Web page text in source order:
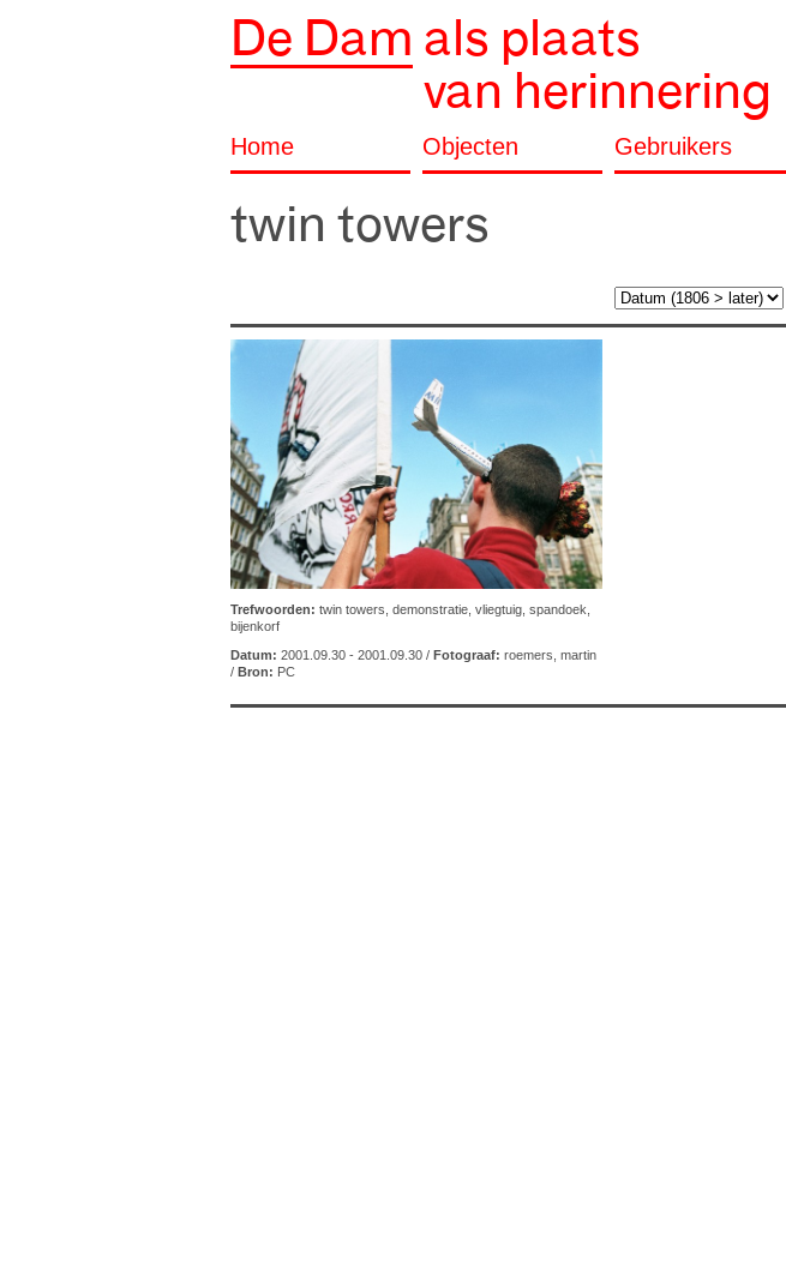
De Dam als plaats
van herinnering
Home Objecten Gebruikers
twin towers
Trefwoorden: twin towers demonstratie vliegtuig spandoek
bijenkorf
Datum: 2001.09.30 - 2001.09.30 / Fotograaf: roemers, martin
/ Bron: PC